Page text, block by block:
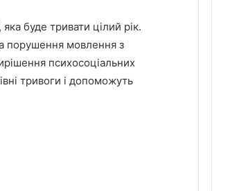
буде тривати цілий рік.
порушення мовлення з
психосоціальних
тривоги і допоможуть